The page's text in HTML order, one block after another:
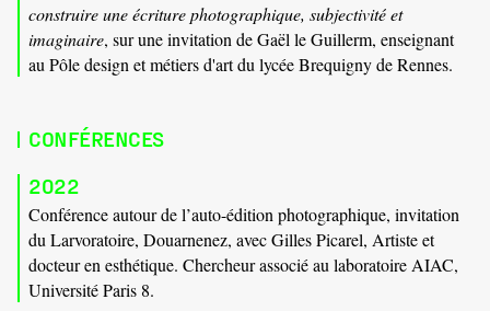
construire une écriture photographique, subjectivité et
imaginaire, sur une invitation de Gaël le Guillerm, enseignant
au Pôle design et métiers d'art du lycée Brequigny de Rennes.
CONFÉRENCES
2022
Conférence autour de l’auto-édition photographique, invitation
du Larvoratoire, Douarnenez, avec Gilles Picarel, Artiste et
docteur en esthétique. Chercheur associé au laboratoire AIAC,
Université Paris 8.